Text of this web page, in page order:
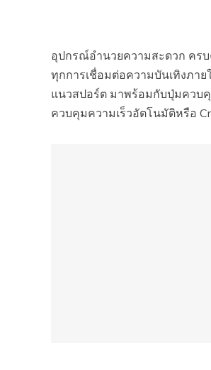
อุปกรณ์อำนวยความสะดวก คร
ทุกการเชื่อมต่อความบันเทิงภา
แนวสปอร์ต มาพร้อมกับปุ่มควบ
ควบคุมความเร็วอัตโนมัติหรือ